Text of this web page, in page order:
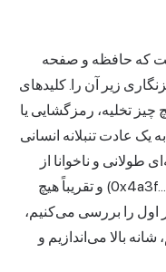
که حافظه و صفحه
زیر آن را. کلیدهای
تخلیه، رمزگشایی یا
عادت تنبلانه انسانی
طولانی و ناخوانا از
حروف و اعداد است (چیزی شبیه 0x4a3f...c91d) و تقریباً هیچ
اول را بررسی می‌کنیم،
بالا می‌اندازیم و